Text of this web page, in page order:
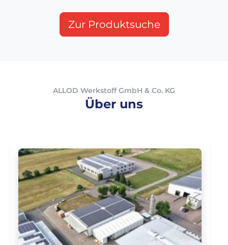
Zur Produktsuche
ALLOD Werkstoff GmbH & Co. KG
Über uns